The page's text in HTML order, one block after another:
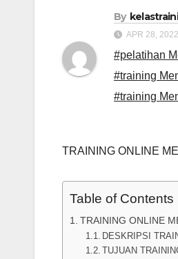
By
APR 28, 2022
#pelatihan
#training
#training
TRAINING ONLINE
Table of Contents
TRAINING ONLINE
DESKRIPSI
TUJUAN